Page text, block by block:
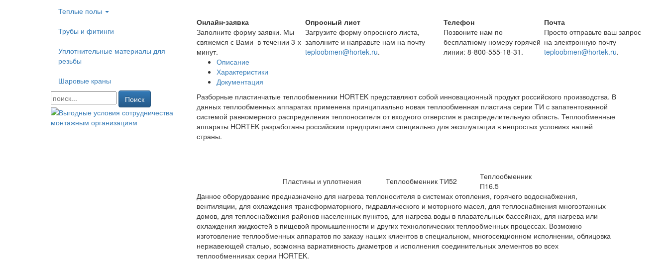
Теплые полы
Трубы и фитинги
Уплотнительные материалы для
резьбы
Шаровые краны
Поиск
Онлайн-заявка Опросный лист Телефон
Почта
Заполните форму заявки. Мы
свяжемся с Вами в течении 3-х
минут.
Загрузите форму опросного листа,
заполните и направьте нам на почту
teploobmen@hortek.ru.
Позвоните нам по
бесплатному номеру горячей
линии: 8-800-555-18-31.
Просто отправьте ваш запрос
на электронную почту
teploobmen@hortek.ru.
Описание
Характеристики
Документация
Разборные пластинчатые теплообменники HORTEK представляют собой инновационный продукт российского производства. В
данных теплообменных аппаратах применена принципиально новая теплообменная пластина серии ТИ с запатентованной
системой равномерного распределения теплоносителя от входного отверстия в распределительную область. Теплообменные
аппараты HORTEK разработаны российским предприятием специально для эксплуатации в непростых условиях нашей
страны.
Пластины и уплотнения Теплообменник ТИ52
Теплообменник
П16.5
Данное оборудование предназначено для нагрева теплоносителя в системах отопления, горячего водоснабжения,
вентиляции, для охлаждения трансформаторного, гидравлического и моторного масел, для теплоснабжения многоэтажных
домов, для теплоснабжения районов населенных пунктов, для нагрева воды в плавательных бассейнах, для нагрева или
охлаждения жидкостей в пищевой промышленности и других технологических теплообменных процессах. Возможно
изготовление теплообменных аппаратов по заказу наших клиентов в специальном, многосекционном исполнении, облицовка
нержавеющей сталью, возможна вариативность диаметров и исполнения соединительных элементов во всех
теплообменниках серии HORTEK.